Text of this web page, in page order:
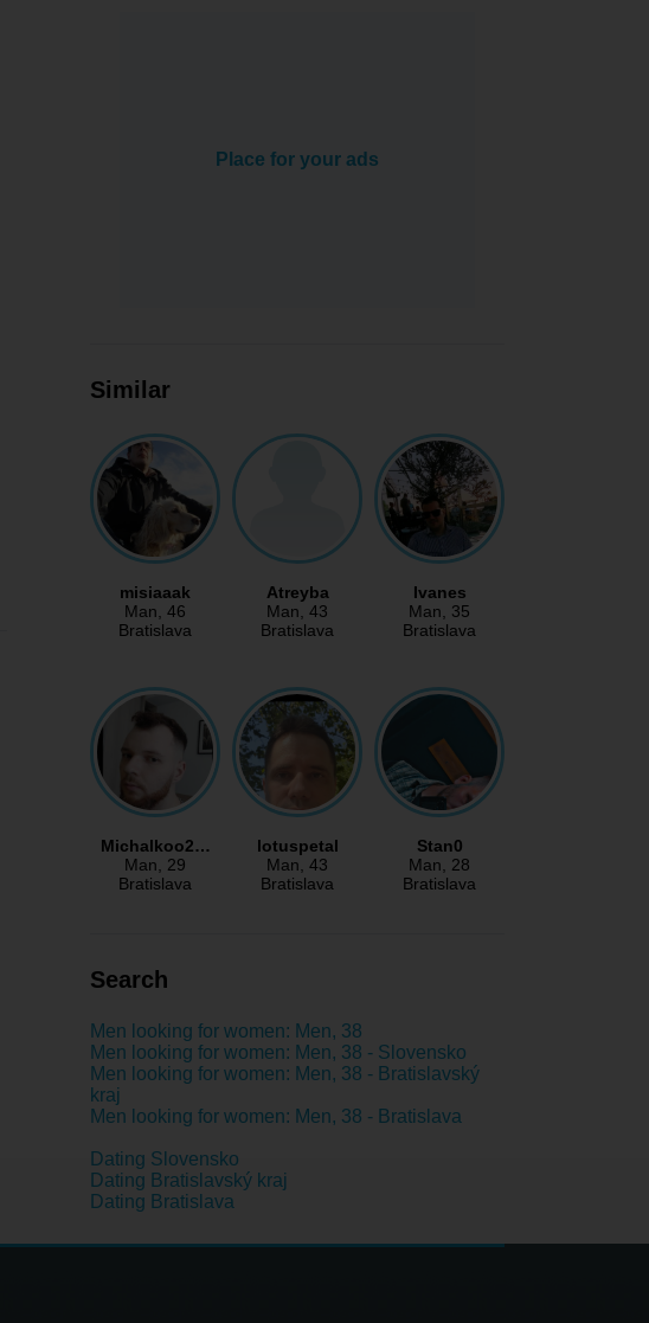
Place for your ads
Similar
misiaaak
Man, 46
Bratislava
Atreyba
Man, 43
Bratislava
Ivanes
Man, 35
Bratislava
Michalkoo2…
Man, 29
Bratislava
lotuspetal
Man, 43
Bratislava
Stan0
Man, 28
Bratislava
Search
Men looking for women: Men, 38
Men looking for women: Men, 38 - Slovensko
Men looking for women: Men, 38 - Bratislavský
kraj
Men looking for women: Men, 38 - Bratislava
Dating Slovensko
Dating Bratislavský kraj
Dating Bratislava